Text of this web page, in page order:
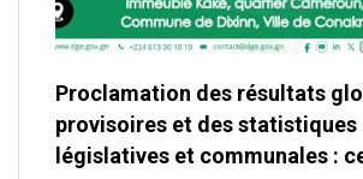
Proclamation des résultats
provisoires et des statistiques
législatives et communales :